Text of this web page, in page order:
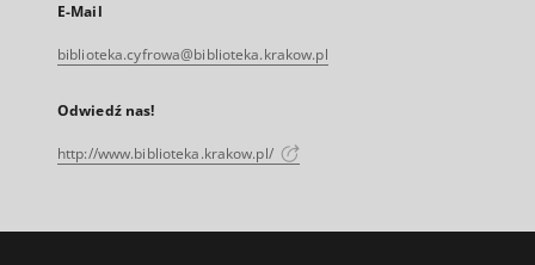
E-Mail
biblioteka.cyfrowa@biblioteka.krakow.pl
Odwiedź nas!
http://www.biblioteka.krakow.pl/